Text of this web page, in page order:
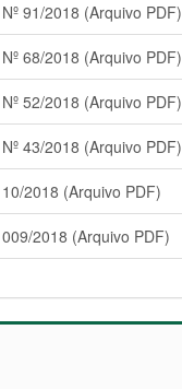
91/2018 (Arquivo PDF)
68/2018 (Arquivo PDF)
52/2018 (Arquivo PDF)
43/2018 (Arquivo PDF)
2018 (Arquivo PDF)
2018 (Arquivo PDF)